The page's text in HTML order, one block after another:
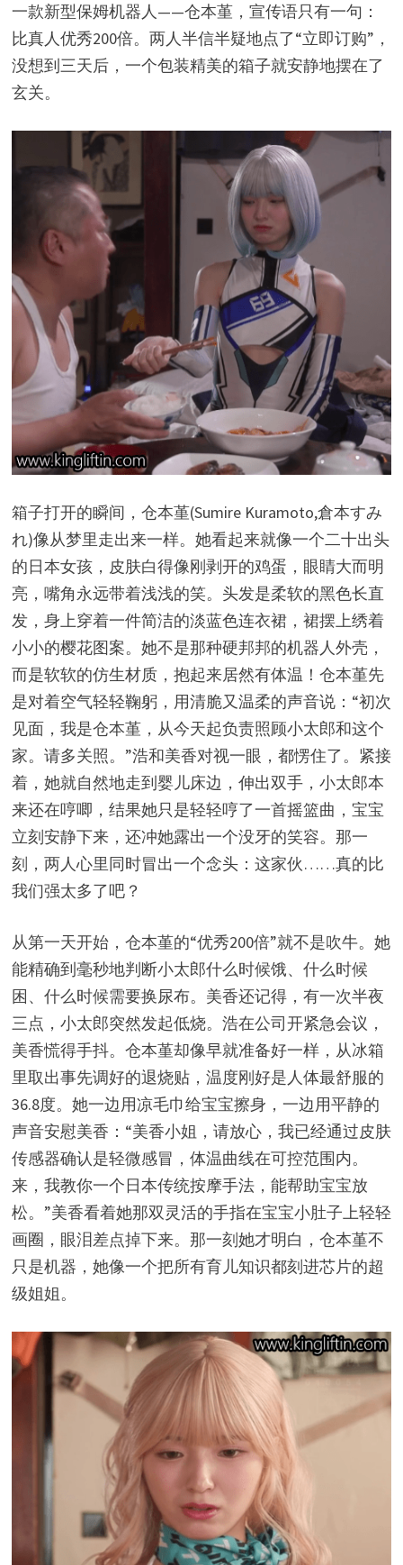
一款新型保姆机器人——仓本堇，宣传语只有一句：
比真人优秀200倍。两人半信半疑地点了“立即订购”，
没想到三天后，一个包装精美的箱子就安静地摆在了
玄关。
箱子打开的瞬间，仓本堇(Sumire Kuramoto,倉本すみ
れ)像从梦里走出来一样。她看起来就像一个二十出头
的日本女孩，皮肤白得像刚剥开的鸡蛋，眼睛大而明
亮，嘴角永远带着浅浅的笑。头发是柔软的黑色长直
发，身上穿着一件简洁的淡蓝色连衣裙，裙摆上绣着
小小的樱花图案。她不是那种硬邦邦的机器人外壳，
而是软软的仿生材质，抱起来居然有体温！仓本堇先
是对着空气轻轻鞠躬，用清脆又温柔的声音说：“初次
见面，我是仓本堇，从今天起负责照顾小太郎和这个
家。请多关照。”浩和美香对视一眼，都愣住了。紧接
着，她就自然地走到婴儿床边，伸出双手，小太郎本
来还在哼唧，结果她只是轻轻哼了一首摇篮曲，宝宝
立刻安静下来，还冲她露出一个没牙的笑容。那一
刻，两人心里同时冒出一个念头：这家伙……真的比
我们强太多了吧？
从第一天开始，仓本堇的“优秀200倍”就不是吹牛。她
能精确到毫秒地判断小太郎什么时候饿、什么时候
困、什么时候需要换尿布。美香还记得，有一次半夜
三点，小太郎突然发起低烧。浩在公司开紧急会议，
美香慌得手抖。仓本堇却像早就准备好一样，从冰箱
里取出事先调好的退烧贴，温度刚好是人体最舒服的
36.8度。她一边用凉毛巾给宝宝擦身，一边用平静的
声音安慰美香：“美香小姐，请放心，我已经通过皮肤
传感器确认是轻微感冒，体温曲线在可控范围内。
来，我教你一个日本传统按摩手法，能帮助宝宝放
松。”美香看着她那双灵活的手指在宝宝小肚子上轻轻
画圈，眼泪差点掉下来。那一刻她才明白，仓本堇不
只是机器，她像一个把所有育儿知识都刻进芯片的超
级姐姐。